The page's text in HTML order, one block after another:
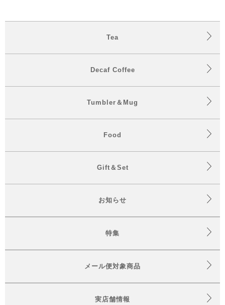
Tea
Decaf Coffee
Tumbler＆Mug
Food
Gift＆Set
お知らせ
特集
メール便対象商品
実店舗情報